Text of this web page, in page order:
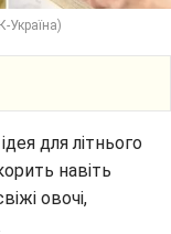
Україна)
для літнього
навіть
овочі,